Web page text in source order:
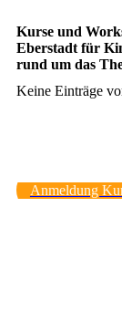
Kurse und
Eberstadt für
rund um das
Keine Einträge
Anmeldung